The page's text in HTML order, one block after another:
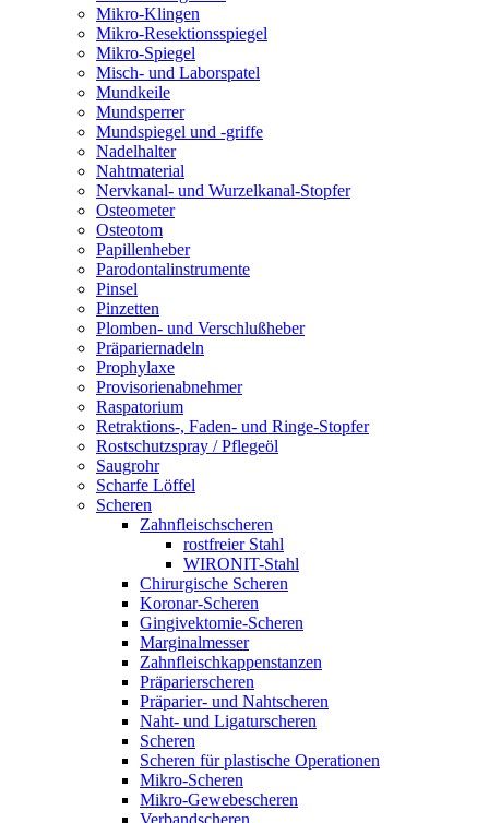
Mikro-Klingen
Mikro-Resektionsspiegel
Mikro-Spiegel
Misch- und Laborspatel
Mundkeile
Mundsperrer
Mundspiegel und -griffe
Nadelhalter
Nahtmaterial
Nervkanal- und Wurzelkanal-Stopfer
Osteometer
Osteotom
Papillenheber
Parodontalinstrumente
Pinsel
Pinzetten
Plomben- und Verschlußheber
Präpariernadeln
Prophylaxe
Provisorienabnehmer
Raspatorium
Retraktions-, Faden- und Ringe-Stopfer
Rostschutzspray / Pflegeöl
Saugrohr
Scharfe Löffel
Scheren
Zahnfleischscheren
rostfreier Stahl
WIRONIT-Stahl
Chirurgische Scheren
Koronar-Scheren
Gingivektomie-Scheren
Marginalmesser
Zahnfleischkappenstanzen
Präparierscheren
Präparier- und Nahtscheren
Naht- und Ligaturscheren
Scheren
Scheren für plastische Operationen
Mikro-Scheren
Mikro-Gewebescheren
Verbandscheren